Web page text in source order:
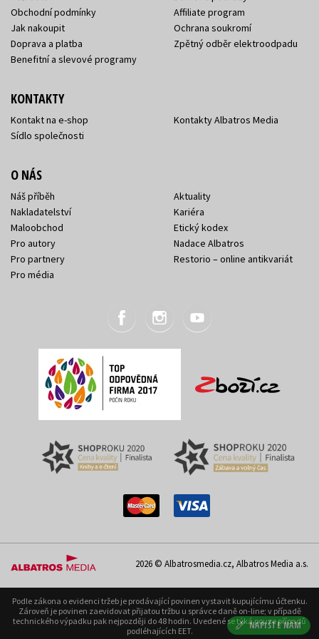
NAPIŠTE NÁM
Obchodní podmínky
Jak nakoupit
Doprava a platba
Benefitní a slevové programy
Affiliate program
Ochrana soukromí
Zpětný odběr elektroodpadu
KONTAKTY
Kontakt na e-shop
Sídlo společnosti
Kontakty Albatros Media
O NÁS
Náš příběh
Nakladatelství
Maloobchod
Pro autory
Pro partnery
Pro média
Aktuality
Kariéra
Etický kodex
Nadace Albatros
Restorio – online antikvariát
2026 © Albatrosmedia.cz, Albatros Media a.s.
Podle zákona o evidenci tržeb je prodávající povinen vystavit kupujícímu účtenku.
Zároveň je povinen zaevidovat přijatou tržbu u správce daně on-line; v případě
technického výpadku pak nejpozději do 48 hodin. Uvedené se týká pouze případů
podléhajících EET.